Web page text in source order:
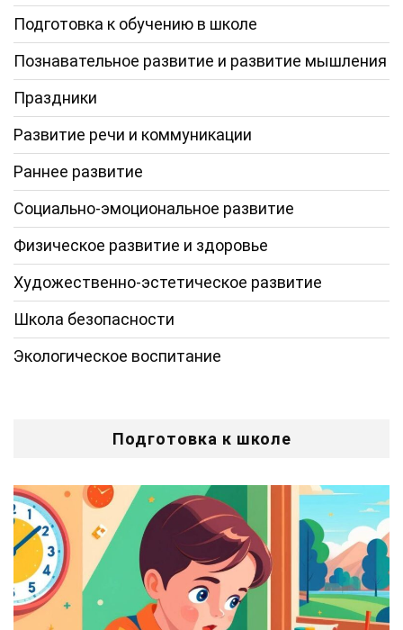
Подготовка к обучению в школе
Познавательное развитие и развитие мышления
Праздники
Развитие речи и коммуникации
Раннее развитие
Социально-эмоциональное развитие
Физическое развитие и здоровье
Художественно-эстетическое развитие
Школа безопасности
Экологическое воспитание
Подготовка к школе